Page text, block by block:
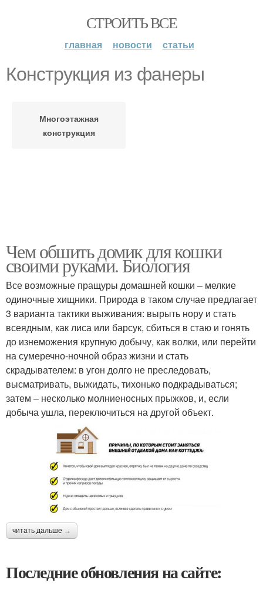
СТРОИТЬ ВСЕ
главная новости статьи
Конструкция из фанеры
Многоэтажная
конструкция
Чем обшить домик для кошки
своими руками. Биология
Все возможные пращуры домашней кошки – мелкие
одиночные хищники. Природа в таком случае предлагает
3 варианта тактики выживания: вырыть нору и стать
всеядным, как лиса или барсук, сбиться в стаю и гонять
до изнеможения крупную добычу, как волки, или перейти
на сумеречно-ночной образ жизни и стать
скрадывателем: в угон долго не преследовать,
высматривать, выжидать, тихонько подкрадываться;
затем – несколько молниеносных прыжков, и, если
добыча ушла, переключиться на другой объект.
читать дальше →
Последние обновления на сайте: